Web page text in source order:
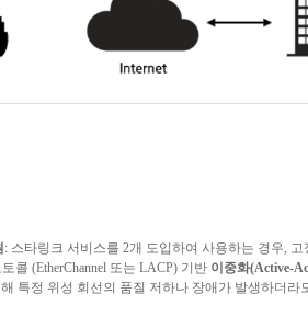
: 스타링크 서비스를 2개 도입하여 사용하는 경우, 고
콜 (EtherChannel 또는 LACP) 기반 이중화(Active-
특정 위성 회선의 품질 저하나 장애가 발생하더라